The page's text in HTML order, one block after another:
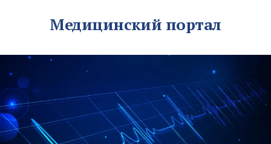
Медицинский портал